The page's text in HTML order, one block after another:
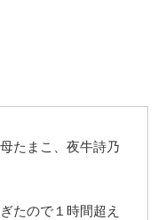
たまこ、夜牛詩乃
たので１時間超え